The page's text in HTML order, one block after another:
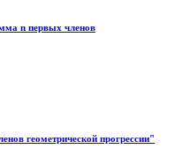
n первых членов
геометрической прогрессии"